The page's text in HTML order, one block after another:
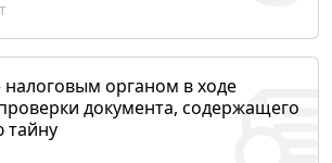
органом в ходе
документа, содержащего
тайну